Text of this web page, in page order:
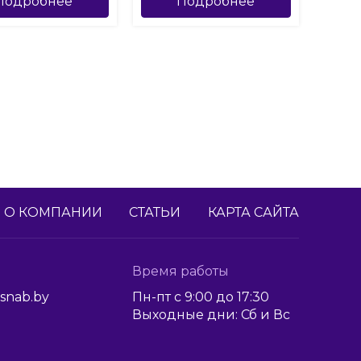
О КОМПАНИИ СТАТЬИ КАРТА САЙТА
Время работы
Пн-пт с 9:00 до 17:30
Выходные дни: Сб и Вс